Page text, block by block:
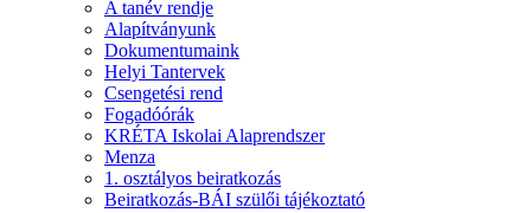
A tanév rendje
Alapítványunk
Dokumentumaink
Helyi Tantervek
Csengetési rend
Fogadóórák
KRÉTA Iskolai Alaprendszer
Menza
1. osztályos beiratkozás
Beiratkozás-BÁI szülői tájékoztató